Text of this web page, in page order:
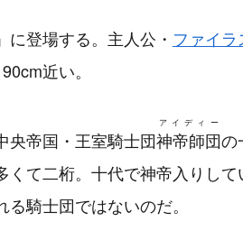
」に登場する。主人公・ ファイラ
近い。
央帝国・王室騎士団神帝師団
アイディー
の
くて二桁。十代で神帝入りし
騎士団ではないのだ。